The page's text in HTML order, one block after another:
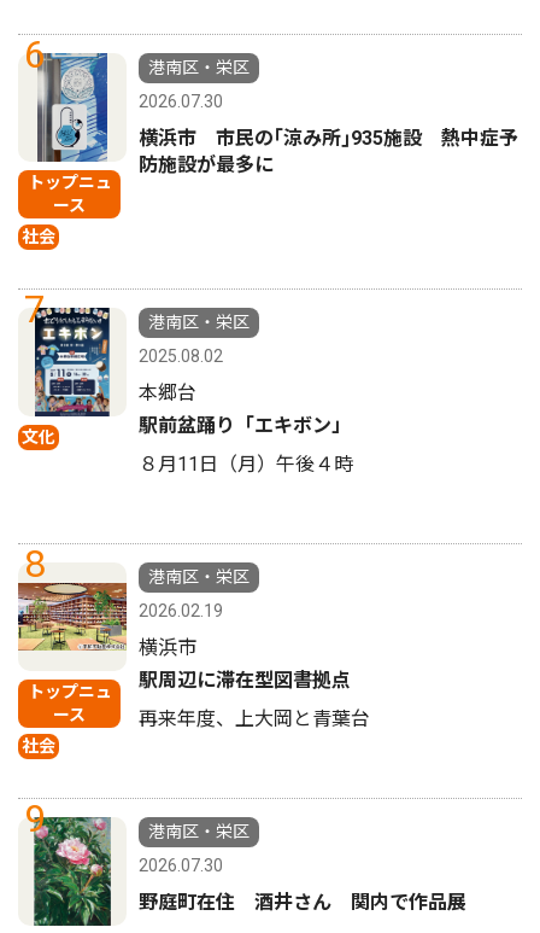
6
トップニュ
ース
社会
港南区・栄区
2026.07.30
横浜市 市民の｢涼み所｣935施設 熱中症予
防施設が最多に
7
文化
港南区・栄区
2025.08.02
本郷台
駅前盆踊り「エキボン」
８月11日（月）午後４時
8
トップニュ
ース
社会
港南区・栄区
2026.02.19
横浜市
駅周辺に滞在型図書拠点
再来年度、上大岡と青葉台
9
港南区・栄区
2026.07.30
野庭町在住 酒井さん 関内で作品展